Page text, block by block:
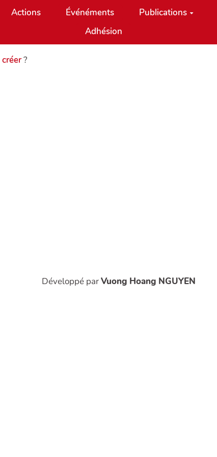
Actions Événéments Publications
Adhésion
créer?
Développé parVuong Hoang NGUYEN